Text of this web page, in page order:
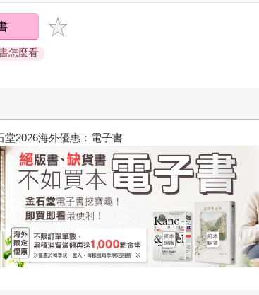
怎麼看
金石堂暑假漫博〈你好，我吃一點〉第二波